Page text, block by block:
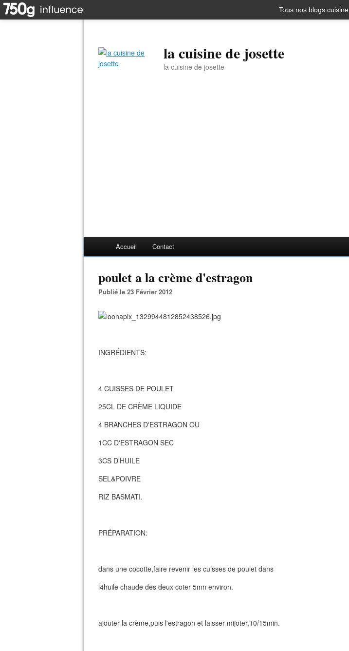
Tous nos blogs cuisine
la cuisine de josette
la cuisine de josette
Accueil Contact
poulet a la crème d'estragon
Publié le 23 Février 2012
INGRÉDIENTS:
4 CUISSES DE POULET
25CL DE CRÈME LIQUIDE
4 BRANCHES D'ESTRAGON OU
1CC D'ESTRAGON SEC
3CS D'HUILE
SEL&POIVRE
RIZ BASMATI.
PRÉPARATION:
dans une cocotte,faire revenir les cuisses de poulet dans
l4huile chaude des deux coter 5mn environ.
ajouter la crème,puis l'estragon et laisser mijoter,10/15min.